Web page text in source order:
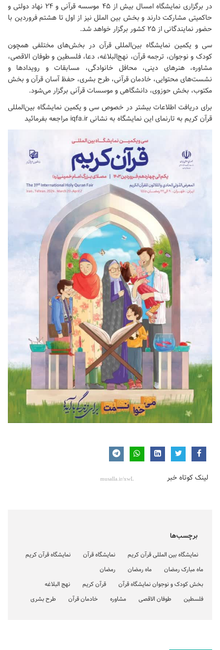
در برگزاری نمایشگاه امسال بیش از ۴۵ موسسه قرآنی و ۲۴ نهاد دولتی و
حاکمیتی مشارکت دارند و بخش بین الملل نیز از اول تا هشتم فروردین با
حضور نمایندگانی از ۲۵ کشور برگزار خواهد شد.
سی و یکمین نمایشگاه بین‌المللی قرآن در بخش‌های مختلفی همچون
کودک و نوجوان، ترجمه قرآن، نهج‌البلاغه، دعا، فلسطین و طوفان الاقصی،
مشاوره، هنرهای دینی، محافل خانوادگی، مسابقات و رویدادها و
نشست‌های محتوایی، خادمان قرآنی، طرح بشری، حفظ آسان قرآن و بخش
مکتوب، بخش حوزوی، دانشگاهی و موسسات قرآنی برگزار می‌شود.
برای دریافت اطلاعات بیشتر در خصوص سی و یکمین نمایشگاه بین‌المللی
قرآن کریم به تارنمای این نمایشگاه به نشانی iqfa.ir مراجعه بفرمائید
لینک کوتاه خبر
برچسب‌ها
نمایشگاه بین المللی قرآن کریم نمایشگاه قرآن
نمایشگاه قرآن کریم
ماه مبارک رمضان
ماه رمضان
رمضان
بخش کودک و نوجوان نمایشگاه قرآن
قرآن کریم
نهج البلاغه
فلسطین
طوفان الاقصی مشاوره خادمان قرآن طرح بشری